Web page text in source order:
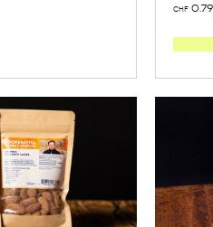
CHF